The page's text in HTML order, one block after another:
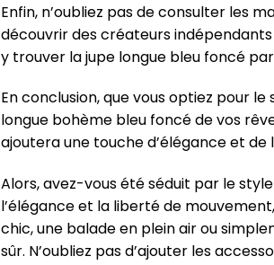
Enfin, n’oubliez pas de consulter les
découvrir des créateurs
y trouver la jupe longue bleu foncé
En conclusion, que vous optiez pour
longue bohème bleu foncé de vos
ajoutera une touche d’élégance et
Alors, avez-vous été séduit par le
l’élégance et la liberté de
chic, une balade en plein air ou
sûr. N’oubliez pas d’ajouter les